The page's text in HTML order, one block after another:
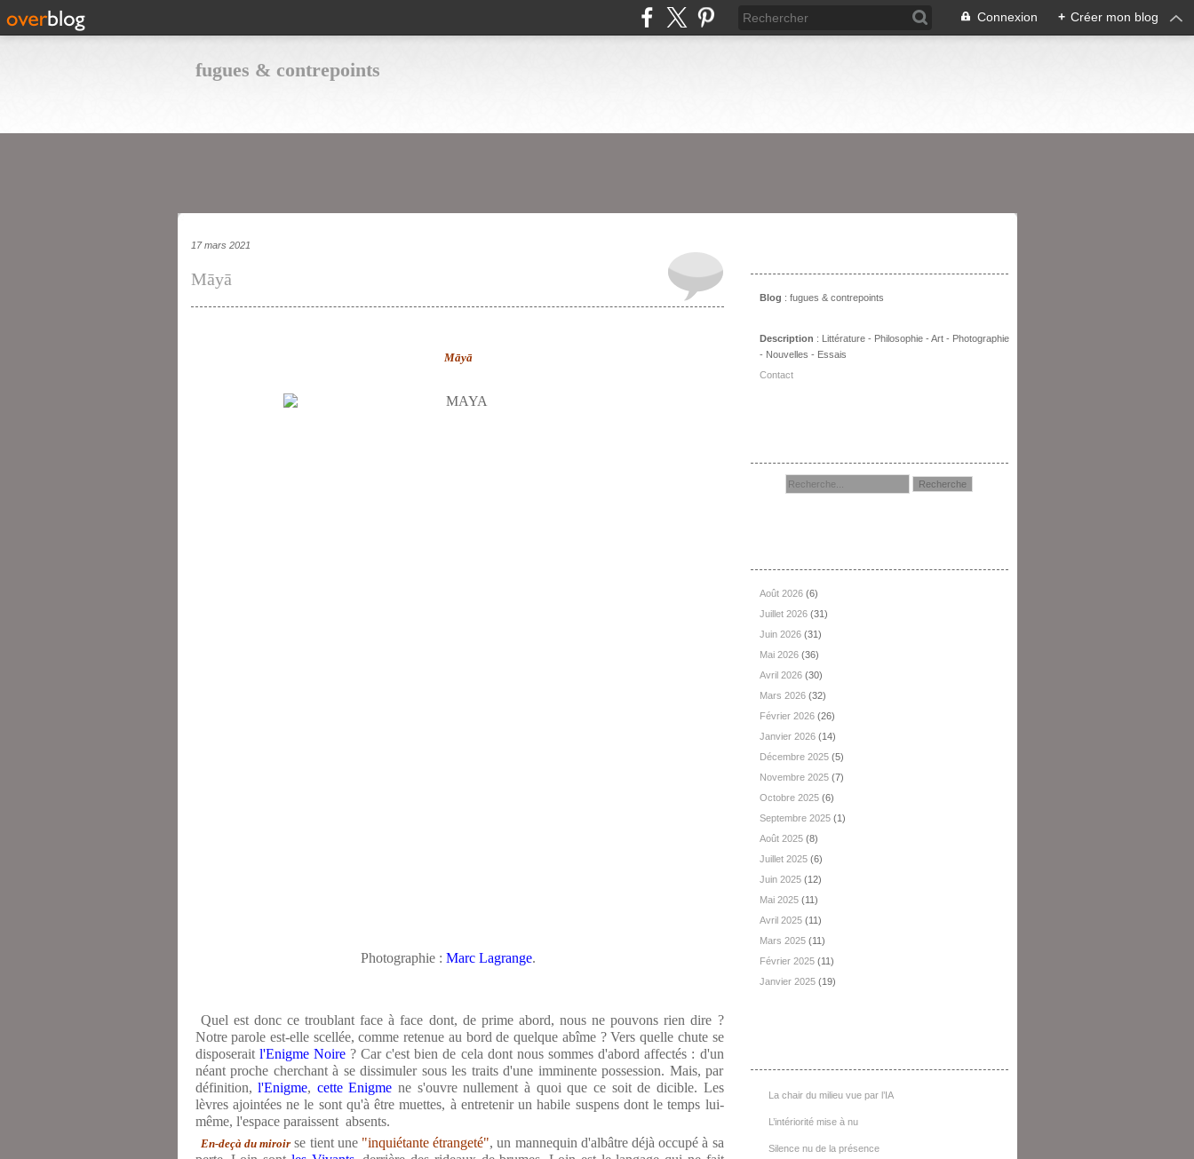
Connexion + Créer mon blog
fugues & contrepoints
17 mars 2021
Māyā
Māyā
Photographie : Marc Lagrange.
Quel est donc ce troublant face à face dont, de prime abord, nous ne pouvons rien dire ?
Notre parole est-elle scellée, comme retenue au bord de quelque abîme ? Vers quelle chute se
disposerait l'Enigme Noire? Car c'est bien de cela dont nous sommes d'abord affectés : d'un
néant proche cherchant à se dissimuler sous les traits d'une imminente possession. Mais, par
définition,l'Enigme, cette Enigme ne s'ouvre nullement à quoi que ce soit de dicible. Les
lèvres ajointées ne le sont qu'à être muettes, à entretenir un habile suspens dont le temps lui-
même, l'espace paraissent absents.
En-deçà du miroir se tient une "inquiétante étrangeté", un mannequin d'albâtre déjà occupé à sa
Blog : fugues & contrepoints
Description : Littérature - Philosophie - Art - Photographie
- Nouvelles - Essais
Contact
Août 2026 (6)
Juillet 2026 (31)
Juin 2026 (31)
Mai 2026 (36)
Avril 2026 (30)
Mars 2026 (32)
Février 2026 (26)
Janvier 2026 (14)
Décembre 2025 (5)
Novembre 2025 (7)
Octobre 2025 (6)
Septembre 2025 (1)
Août 2025 (8)
Juillet 2025 (6)
Juin 2025 (12)
Mai 2025 (11)
Avril 2025 (11)
Mars 2025 (11)
Février 2025 (11)
Janvier 2025 (19)
La chair du milieu vue par l’IA
L’intériorité mise à nu
Silence nu de la présence